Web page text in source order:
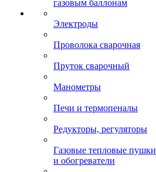
газовым баллонам
Электроды
Проволока сварочная
Пруток сварочный
Манометры
Печи и термопеналы
Редукторы, регуляторы
Газовые тепловые пушки
и обогреватели